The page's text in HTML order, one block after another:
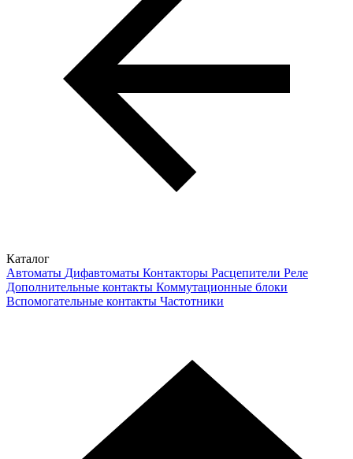
Каталог
Автоматы Дифавтоматы Контакторы Расцепители Реле
Дополнительные контакты Коммутационные блоки
Вспомогательные контакты Частотники